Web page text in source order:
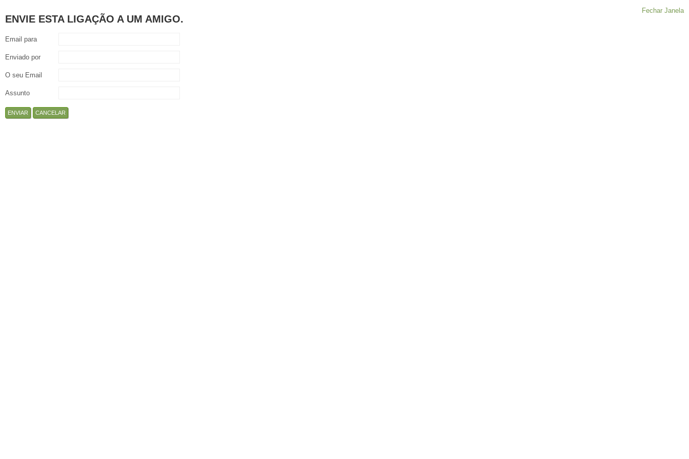
ENVIE ESTA LIGAÇÃO A UM AMIGO.
Fechar Janela
Email para
Enviado por
O seu Email
Assunto
ENVIAR CANCELAR